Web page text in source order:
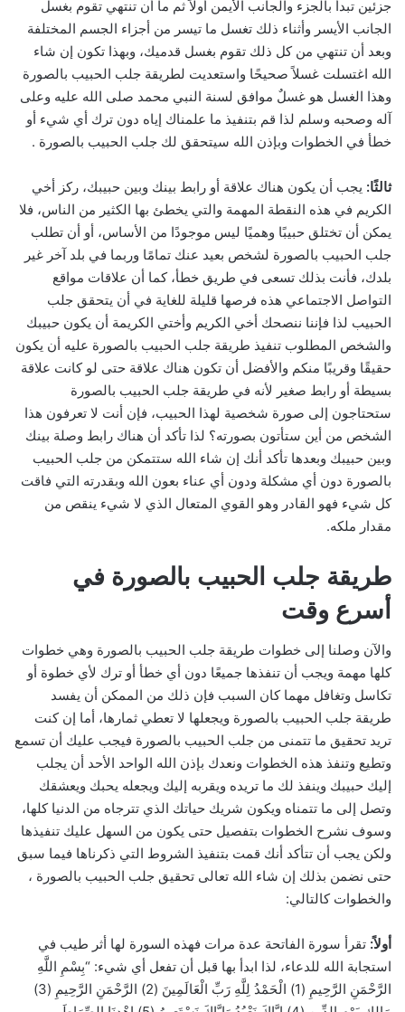
جزئين تبدأ بالجزء والجانب الأيمن أولاً ثم ما أن تنتهي تقوم بغسل
الجانب الأيسر وأثناء ذلك تغسل ما تيسر من أجزاء الجسم المختلفة
وبعد أن تنتهي من كل ذلك تقوم بغسل قدميك، وبهذا تكون إن شاء
الله اغتسلت غسلاً صحيحًا واستعديت لطريقة جلب الحبيب بالصورة
وهذا الغسل هو غسلٌ موافق لسنة النبي محمد صلى الله عليه وعلى
آله وصحبه وسلم لذا قم بتنفيذ ما علمناك إياه دون ترك أي شيء أو
خطأ في الخطوات وبإذن الله سيتحقق لك جلب الحبيب بالصورة .
ثالثًا: يجب أن يكون هناك علاقة أو رابط بينك وبين حبيبك، ركز أخي
الكريم في هذه النقطة المهمة والتي يخطئ بها الكثير من الناس، فلا
يمكن أن تختلق حبيبًا وهميًا ليس موجودًا من الأساس، أو أن تطلب
جلب الحبيب بالصورة لشخص بعيد عنك تمامًا وربما في بلد آخر غير
بلدك، فأنت بذلك تسعى في طريق خطأ، كما أن علاقات مواقع
التواصل الاجتماعي هذه فرصها قليلة للغاية في أن يتحقق جلب
الحبيب لذا فإننا ننصحك أخي الكريم وأختي الكريمة أن يكون حبيبك
والشخص المطلوب تنفيذ طريقة جلب الحبيب بالصورة عليه أن يكون
حقيقًا وقريبًا منكم والأفضل أن تكون هناك علاقة حتى لو كانت علاقة
بسيطة أو رابط صغير لأنه في طريقة جلب الحبيب بالصورة
ستحتاجون إلى صورة شخصية لهذا الحبيب، فإن أنت لا تعرفون هذا
الشخص من أين ستأتون بصورته؟ لذا تأكد أن هناك رابط وصلة بينك
وبين حبيبك وبعدها تأكد أنك إن شاء الله ستتمكن من جلب الحبيب
بالصورة دون أي مشكلة ودون أي عناء بعون الله وبقدرته التي فاقت
كل شيء فهو القادر وهو القوي المتعال الذي لا شيء ينقص من
مقدار ملكه.
طريقة جلب الحبيب بالصورة في
أسرع وقت
والآن وصلنا إلى خطوات طريقة جلب الحبيب بالصورة وهي خطوات
كلها مهمة ويجب أن تنفذها جميعًا دون أي خطأ أو ترك لأي خطوة أو
تكاسل وتغافل مهما كان السبب فإن ذلك من الممكن أن يفسد
طريقة جلب الحبيب بالصورة ويجعلها لا تعطي ثمارها، أما إن كنت
تريد تحقيق ما تتمنى من جلب الحبيب بالصورة فيجب عليك أن تسمع
وتطيع وتنفذ هذه الخطوات ونعدك بإذن الله الواحد الأحد أن يجلب
إليك حبيبك وينفذ لك ما تريده ويقربه إليك ويجعله يحبك ويعشقك
وتصل إلى ما تتمناه ويكون شريك حياتك الذي تترجاه من الدنيا كلها،
وسوف نشرح الخطوات بتفصيل حتى يكون من السهل عليك تنفيذها
ولكن يجب أن تتأكد أنك قمت بتنفيذ الشروط التي ذكرناها فيما سبق
حتى نضمن بذلك إن شاء الله تعالى تحقيق جلب الحبيب بالصورة ،
والخطوات كالتالي:
أولاً: تقرأ سورة الفاتحة عدة مرات فهذه السورة لها أثر طيب في
استجابة الله للدعاء، لذا ابدأ بها قبل أن تفعل أي شيء: “بِسْمِ اللَّهِ
الرَّحْمَنِ الرَّحِيمِ (1) الْحَمْدُ لِلَّهِ رَبِّ الْعَالَمِينَ (2) الرَّحْمَنِ الرَّحِيمِ (3)